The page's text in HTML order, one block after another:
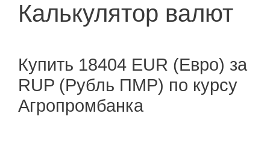
Калькулятор валют
Купить 18404 EUR (Евро) за
RUP (Рубль ПМР) по курсу
Агропромбанка